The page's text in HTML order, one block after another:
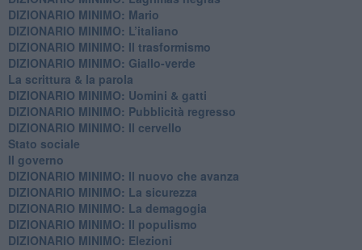
DIZIONARIO MINIMO: Mario
DIZIONARIO MINIMO: L’italiano
DIZIONARIO MINIMO: Il trasformismo
DIZIONARIO MINIMO: Giallo-verde
La scrittura & la parola
​DIZIONARIO MINIMO: Uomini & gatti
DIZIONARIO MINIMO: ​Pubblicità regresso
DIZIONARIO MINIMO: Il cervello
Stato sociale
Il governo
DIZIONARIO MINIMO: Il nuovo che avanza
DIZIONARIO MINIMO: La sicurezza
DIZIONARIO MINIMO: La demagogia
DIZIONARIO MINIMO: Il populismo
DIZIONARIO MINIMO: Elezioni